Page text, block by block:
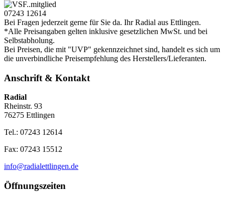
07243 12614
Bei Fragen jederzeit gerne für Sie da. Ihr Radial aus Ettlingen.
*Alle Preisangaben gelten inklusive gesetzlichen MwSt. und bei
Selbstabholung.
Bei Preisen, die mit "UVP" gekennzeichnet sind, handelt es sich um
die unverbindliche Preisempfehlung des Herstellers/Lieferanten.
Anschrift & Kontakt
Radial
Rheinstr. 93
76275 Ettlingen
Tel.: 07243 12614
Fax: 07243 15512
info@radialettlingen.de
Öffnungszeiten